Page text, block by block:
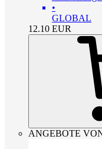
•
GLOBAL
12.10 EUR
ANGEBOTE